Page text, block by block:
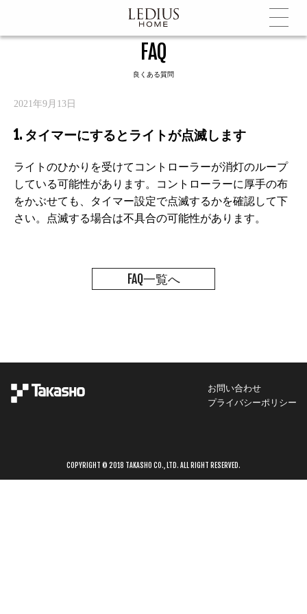
FAQ
良くある質問
2021年9月13日
1. タイマーにするとライトが点滅します
ライトのひかりを受けてコントローラーが消灯のループ
している可能性があります。コントローラーに厚手の布
をかぶせても、タイマー設定で点滅するかを確認して下
さい。点滅する場合は不具合の可能性があります。
FAQ一覧へ
お問い合わせ
プライバシーポリシー
COPYRIGHT © 2018 TAKASHO CO., LTD. ALL RIGHT RESERVED.